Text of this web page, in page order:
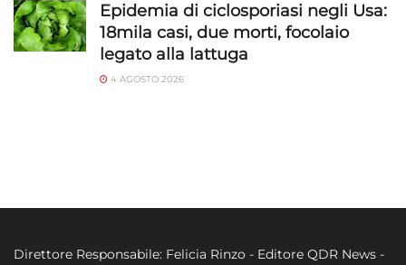
Epidemia di ciclosporiasi negli Usa:
18mila casi, due morti, focolaio
legato alla lattuga
4 AGOSTO 2026
Direttore Responsabile: Felicia Rinzo - Editore QDR News -